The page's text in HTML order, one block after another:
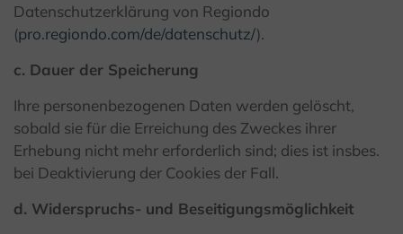
Datenschutzerklärung von Regiondo
(pro.regiondo.com/de/datenschutz/).
c. Dauer der Speicherung
Ihre personenbezogenen Daten werden gelöscht,
sobald sie für die Erreichung des Zweckes ihrer
Erhebung nicht mehr erforderlich sind; dies ist insbes.
bei Deaktivierung der Cookies der Fall.
d. Widerspruchs- und Beseitigungsmöglichkeit